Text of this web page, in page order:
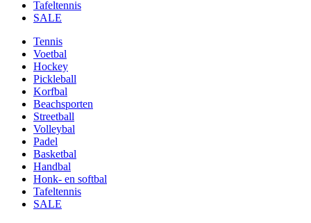
Tafeltennis
SALE
Tennis
Voetbal
Hockey
Pickleball
Korfbal
Beachsporten
Streetball
Volleybal
Padel
Basketbal
Handbal
Honk- en softbal
Tafeltennis
SALE